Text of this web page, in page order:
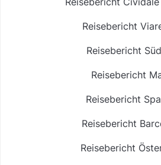
Reisebericht
Reisebericht
Reisebericht
Reisebericht
Reisebericht
Reisebericht